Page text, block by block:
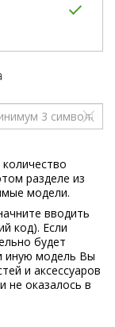
разделе из
модели.
вводить
код). Если
будет
иную модель Вы
и аксессуаров
не оказалось в